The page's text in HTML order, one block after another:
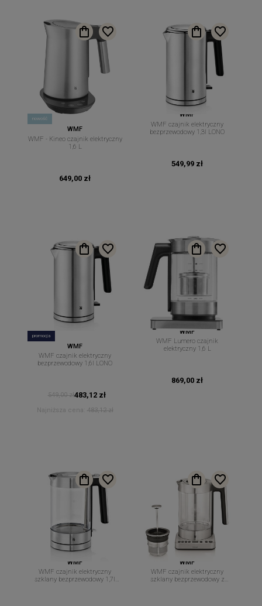
nowość
WMF
WMF - Kineo czajnik elektryczny
1,6 L
649,00 zł
WMF
WMF czajnik elektryczny
bezprzewodowy 1,3l LONO
549,99 zł
promocja
WMF
WMF czajnik elektryczny
bezprzewodowy 1,6l LONO
549,00 zł483,12 zł
Najniższa cena: 483,12 zł
WMF
WMF Lumero czajnik
elektryczny 1,6 L
869,00 zł
WMF
WMF czajnik elektryczny
szklany bezprzewodowy 1,7l
WMF
WMF czajnik elektryczny
szklany bezprzewodowy z